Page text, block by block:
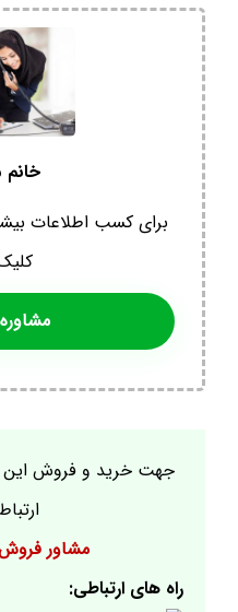
برای کسب اطلاعات
جهت خرید و فروش این
مشاور
راه های ارتباطی: